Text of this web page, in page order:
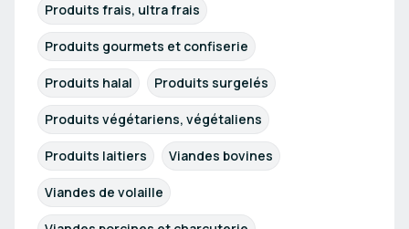
Produits frais, ultra frais
Produits gourmets et confiserie
Produits halal Produits surgelés
Produits végétariens, végétaliens
Produits laitiers Viandes bovines
Viandes de volaille